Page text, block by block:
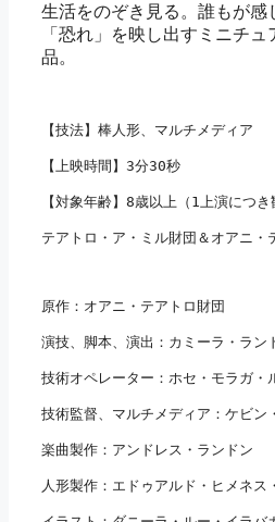
生活をのぞき見る。誰もが感
「恐れ」を映し出すミニチュ
品。
【技法】棒人形、マルチメディア
【上映時間】3分30秒
【対象年齢】8歳以上（1上演につき
テアトロ・ア・ミル財団＆オアニ・
原作：オアニ・テアトロ財団
演技、脚本、演出：カミーラ・ラン
技術オペレーター：ホセ・モラガ・
技術監督、マルチメディア：ケビン
楽曲製作：アンドレス・ランドン
人形製作：エドゥアルド・ヒメネス